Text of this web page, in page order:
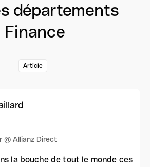
départements
Finance
Article
@ Allianz Direct
la bouche de tout le monde ces